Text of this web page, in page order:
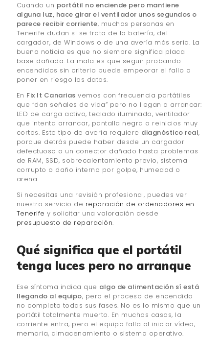
Cuando un portátil no enciende pero mantiene
alguna luz, hace girar el ventilador unos segundos o
parece recibir corriente, muchas personas en
Tenerife dudan si se trata de la batería, del
cargador, de Windows o de una avería más seria. La
buena noticia es que no siempre significa placa
base dañada. La mala es que seguir probando
encendidos sin criterio puede empeorar el fallo o
poner en riesgo los datos.
En Fix It Canarias vemos con frecuencia portátiles
que “dan señales de vida” pero no llegan a arrancar:
LED de carga activo, teclado iluminado, ventilador
que intenta arrancar, pantalla negra o reinicios muy
cortos. Este tipo de avería requiere diagnóstico real,
porque detrás puede haber desde un cargador
defectuoso o un conector dañado hasta problemas
de RAM, SSD, sobrecalentamiento previo, sistema
corrupto o daño interno por golpe, humedad o
arena.
Si necesitas una revisión profesional, puedes ver
nuestro servicio de reparación de ordenadores en
Tenerife y solicitar una valoración desde
presupuesto de reparación.
Qué significa que el portátil
tenga luces pero no arranque
Ese síntoma indica que algo de alimentación sí está
llegando al equipo, pero el proceso de encendido
no completa todas sus fases. No es lo mismo que un
portátil totalmente muerto. En muchos casos, la
corriente entra, pero el equipo falla al iniciar vídeo,
memoria, almacenamiento o sistema operativo.